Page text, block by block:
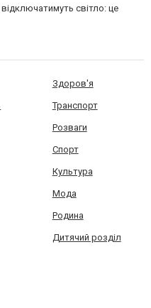
світло: це
Здоров'я
Транспорт
Розваги
Спорт
Культура
Мода
Родина
Дитячий розділ